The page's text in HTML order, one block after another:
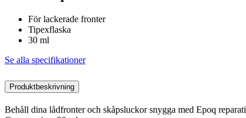
För lackerade fronter
Tipexflaska
30 ml
Se alla specifikationer
Produktbeskrivning
Behåll dina lådfronter och skåpsluckor snygga med Epoq